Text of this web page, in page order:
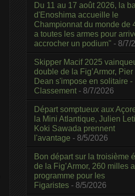
Du 11 au 17 août 2026, la
d'Enoshima accueille le
Championnat du monde de
a toutes les armes pour
accrocher un podium" - 8/7/
Skipper Macif 2025
double de la Fig’Armor,
Dean s'impose en solitaire -
Classement - 8/7/2026
Départ somptueux aux
la Mini Atlantique, Julien
Koki Sawada prennent
l'avantage - 8/5/2026
Bon départ sur la troisième
de la Fig’Armor, 260 milles
programme pour les
Figaristes - 8/5/2026